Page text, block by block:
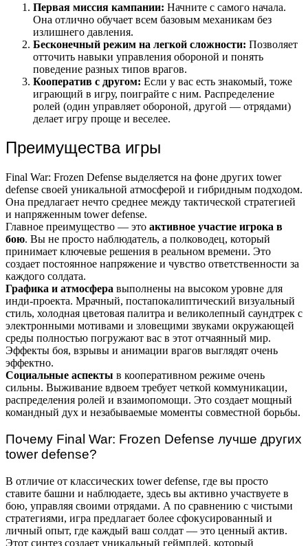
Первая миссия кампании: Начните с самого начала.
Она отлично обучает всем базовым механикам без
излишнего давления.
Бесконечный режим на легкой сложности: Позволяет
отточить навыки управления обороной и понять
поведение разных типов врагов.
Кооператив с другом: Если у вас есть знакомый, тоже
играющий в игру, поиграйте с ним. Распределение
ролей (один управляет обороной, другой — отрядами)
делает игру проще и веселее.
Преимущества игры
Final War: Frozen Defense выделяется на фоне других tower
defense своей уникальной атмосферой и гибридным подходом.
Она предлагает нечто среднее между тактической стратегией
и напряженным tower defense.
Главное преимущество — это активное участие игрока в
бою. Вы не просто наблюдатель, а полководец, который
принимает ключевые решения в реальном времени. Это
создает постоянное напряжение и чувство ответственности за
каждого солдата.
Графика и атмосфера выполнены на высоком уровне для
инди-проекта. Мрачный, постапокалиптический визуальный
стиль, холодная цветовая палитра и великолепный саундтрек с
электронными мотивами и зловещими звуками окружающей
среды полностью погружают вас в этот отчаянный мир.
Эффекты боя, взрывы и анимации врагов выглядят очень
эффектно.
Социальные аспекты в кооперативном режиме очень
сильны. Выживание вдвоем требует четкой коммуникации,
распределения ролей и взаимопомощи. Это создает мощный
командный дух и незабываемые моменты совместной борьбы.
Почему Final War: Frozen Defense лучше других
tower defense?
В отличие от классических tower defense, где вы просто
ставите башни и наблюдаете, здесь вы активно участвуете в
бою, управляя своими отрядами. А по сравнению с чистыми
стратегиями, игра предлагает более сфокусированный и
личный опыт, где каждый ваш солдат — это ценный актив.
Этот синтез создает уникальный геймплей, который